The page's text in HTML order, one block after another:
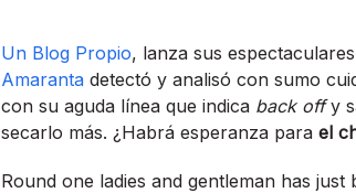
Un Blog Propio, lanza sus
Amaranta detectó y analisó con sumo
con su aguda lí­nea que indica back offy
secarlo más. ¿Habrá esperanza para el
Round one ladies and gentleman has just